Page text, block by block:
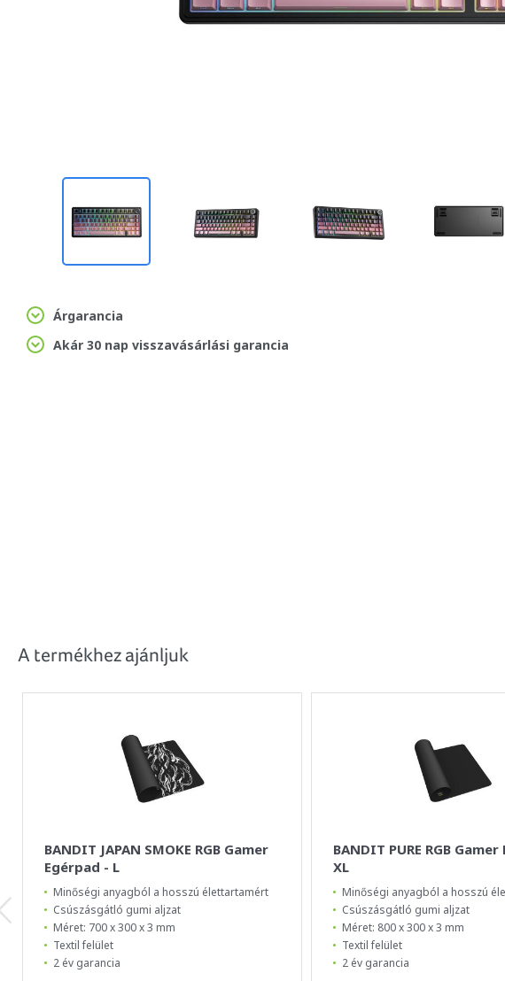
Árgarancia
Akár 30 nap visszavásárlási garancia
A termékhez ajánljuk
BANDIT JAPAN SMOKE RGB Gamer
Egérpad - L
Minőségi anyagból a hosszú élettartamért
Csúszásgátló gumi aljzat
Méret: 700 x 300 x 3 mm
Textil felület
2 év garancia
BANDIT PURE RGB
XL
Minőségi anyagból a hosszú
Csúszásgátló gumi aljzat
Méret: 800 x 300 x 3 mm
Textil felület
2 év garancia